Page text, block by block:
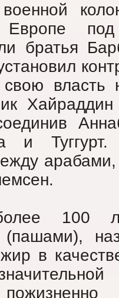
под
братья
свою
и
100
(пашами),
в